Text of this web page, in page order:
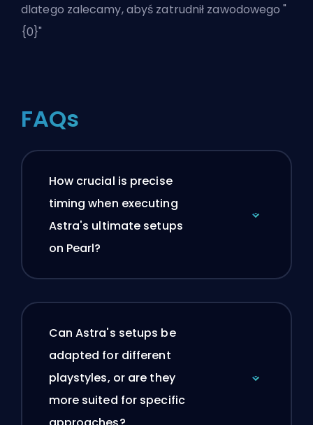
dlatego zalecamy, abyś zatrudnił zawodowego "
{0}"
FAQs
How crucial is precise
timing when executing
Astra's ultimate setups
on Pearl?
Can Astra's setups be
adapted for different
playstyles, or are they
more suited for specific